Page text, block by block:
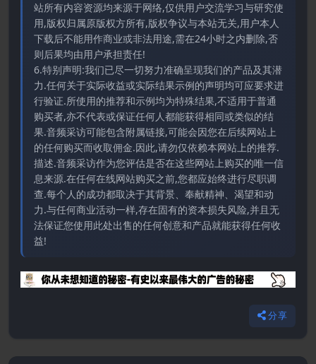
站所有内容资源均来源于网络,仅供用户交流学习与研究使
用,版权归属原版权方所有,版权争议与本站无关,用户本人
下载后不能用作商业或非法用途,需在24小时之内删除,否
则后果均由用户承担责任!
6.特别声明:我们已尽一切努力准确呈现我们的产品及其潜
力.任何关于实际收益或实际结果示例的声明均可应要求进
行验证.所使用的推荐和示例均为特殊结果,不适用于普通
购买者,亦不代表或保证任何人都能获得相同或类似的结
果.音频采访可能包含附属链接,可能会因您在后续网站上
的任何购买而收取佣金.因此,请勿仅依赖本网站上的推荐.
描述.音频采访作为您评估是否在这些网站上购买的唯一信
息来源.在任何在线网站购买之前,您都应始终进行尽职调
查.每个人的成功都取决于其背景、奉献精神、渴望和动
力.与任何商业活动一样,存在固有的资本损失风险,并且无
法保证您使用此处出售的任何创意和产品就能获得任何收
益!
分享